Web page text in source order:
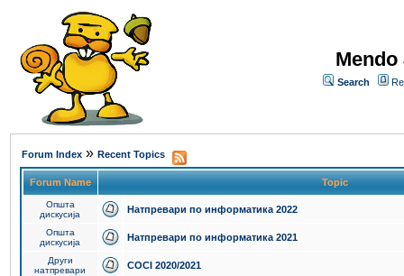
Search
Forum Index » Recent Topics
Forum Name Topic
Општа
дискусија
Натпревари по информатика 2022
Општа
дискусија
Натпревари по информатика 2021
Други
натпревари
COCI 2020/2021